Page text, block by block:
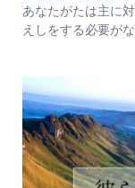
あなたがたは主に
えしをする必要が